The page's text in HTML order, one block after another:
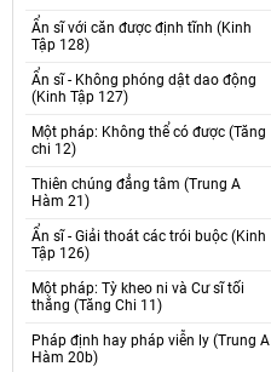
Ẩn sĩ với căn được định tĩnh (Kinh
Tập 128)
Ẩn sĩ - Không phóng dật dao động
(Kinh Tập 127)
Một pháp: Không thể có được (Tăng
chi 12)
Thiên chúng đẳng tâm (Trung A
Hàm 21)
Ẩn sĩ - Giải thoát các trói buộc (Kinh
Tập 126)
Một pháp: Tỳ kheo ni và Cư sĩ tối
thắng (Tăng Chi 11)
Pháp định hay pháp viễn ly (Trung A
Hàm 20b)